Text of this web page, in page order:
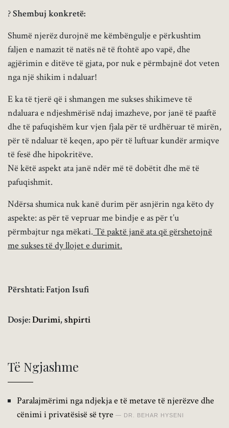
?Shembuj konkretë:
Shumë njerëz durojnë me këmbëngulje e përkushtim
faljen e namazit të natës në të ftohtë apo vapë, dhe
agjërimin e ditëve të gjata, por nuk e përmbajnë dot veten
nga një shikim i ndaluar!
E ka të tjerë që i shmangen me sukses shikimeve të
ndaluara e ndjeshmërisë ndaj imazheve, por janë të paaftë
dhe të pafuqishëm kur vjen fjala për të urdhëruar të mirën,
për të ndaluar të keqen, apo për të luftuar kundër armiqve
të fesë dhe hipokritëve.
Në këtë aspekt ata janë ndër më të dobëtit dhe më të
pafuqishmit.
Ndërsa shumica nuk kanë durim për asnjërin nga këto dy
aspekte: as për të vepruar me bindje e as për t’u
përmbajtur nga mëkati. Të paktë janë ata që gërshetojnë
me sukses të dy llojet e durimit.
Përshtati: Fatjon Isufi
Dosje:Durimi,shpirti
Të Ngjashme
Paralajmërimi nga ndjekja e të metave të njerëzve dhe
cënimi i privatësisë së tyre
DR. BEHAR HYSENI